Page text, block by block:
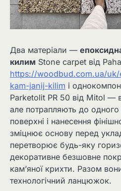
Два матеріали —
килим Stone carpet від
https://woodbud.com.ua/
kam-janij-kilim і
Parketolit PR 50 від Mitol —
але потрапляють до одного
поверхні і нанесення
зміцнює основу перед
перетворює будь-яку
декоративне безшовне
кам’яної крихти. Разом
технологічний ланцюжок.